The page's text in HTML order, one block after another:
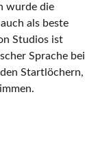
wurde die
als beste
Studios ist
Sprache bei
Startlöchern,